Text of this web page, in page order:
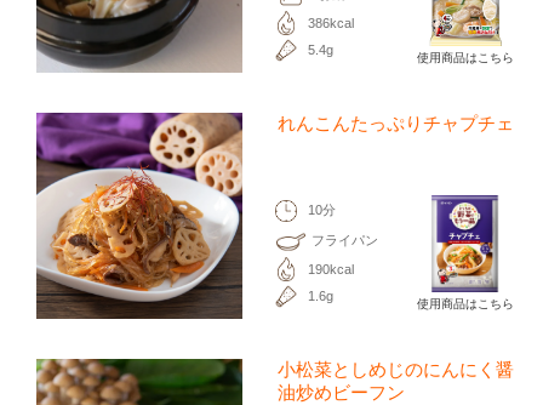
386kcal
5.4g
使用商品はこちら
れんこんたっぷりチャプチェ
10分
フライパン
190kcal
1.6g
使用商品はこちら
小松菜としめじのにんにく醤
油炒めビーフン